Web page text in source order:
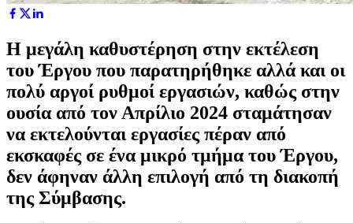
Η μεγάλη καθυστέρηση στην εκτέλεση
του Έργου που παρατηρήθηκε αλλά και οι
πολύ αργοί ρυθμοί εργασιών, καθώς στην
ουσία από τον Απρίλιο 2024 σταμάτησαν
να εκτελούνται εργασίες πέραν από
εκσκαφές σε ένα μικρό τμήμα του Έργου,
δεν άφηναν άλλη επιλογή από τη διακοπή
της Σύμβασης.